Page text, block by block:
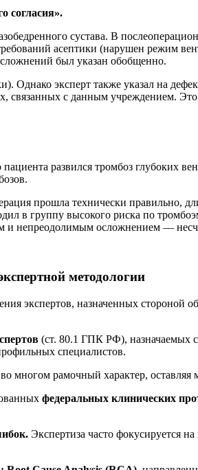
согласия».
сустава. В
асептики (нарушен режим
был указан обобщенно.
Однако эксперт также указал на
с данным учреждением.
развился тромбоз глубоких
прошла технически правильно,
в группу высокого риска по
и непреодолимым осложнением —
методологии
экспертов, назначенных
(ст. 80.1 ГПК РФ), назначаемых
специалистов.
многом рамочный характер, оставляя
федеральных клинических
Экспертиза часто фокусируется